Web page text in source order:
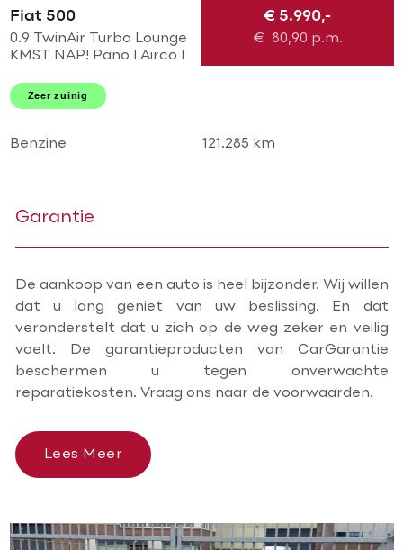
Fiat 500
0.9 TwinAir Turbo Lounge
KMST NAP! Pano l Airco l
LMV! TOPSTAAT l
DEALER OH!
€ 5.990,-
€ 80,90 p.m.
Zeer zuinig
Benzine 121.285 km
Garantie
De aankoop van een auto is heel bijzonder. Wij willen
dat u lang geniet van uw beslissing. En dat
veronderstelt dat u zich op de weg zeker en veilig
voelt. De garantieproducten van CarGarantie
beschermen u tegen onverwachte
reparatiekosten. Vraag ons naar de voorwaarden.
Lees Meer